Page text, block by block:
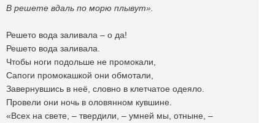
В решете вдаль по морю плывут».
Решето вода заливала – о да!
Решето вода заливала.
Чтобы ноги подольше не промокали,
Сапоги промокашкой они обмотали,
Завернувшись в неё, словно в клетчатое одеяло.
Провели они ночь в оловянном кувшине.
«Всех на свете, – твердили, – умней мы, отныне, –